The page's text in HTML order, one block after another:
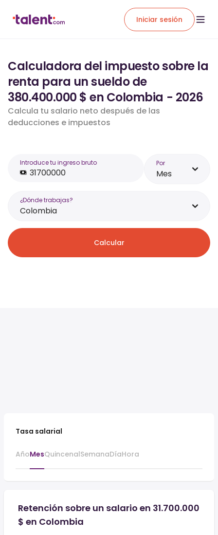
Iniciar sesión
Calculadora del impuesto sobre la
renta para un sueldo de
380.400.000 $ en Colombia - 2026
Calcula tu salario neto después de las
deducciones e impuestos
Introduce tu ingreso bruto Por
Mes
¿Dónde trabajas?
Colombia
Calcular
Tasa salarial
AñoMesQuincenalSemanaDíaHora
Retención sobre un salario en 31.700.000
$ en Colombia